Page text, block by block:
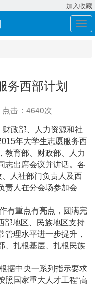
加入收藏
展
开
务西部计划
击：4640次
政部、人力资源和社
年大学生志愿服务西
教育部、财政部、人力
志出席会议并讲话。各
人社部门负责人及西
责人在分会场参加会
有重点有亮点，圆满完
部地区、民族地区支持
理水平进一步提升，
、扎根基层、扎根民族
据中央一系列指示要求
照国家重大人才工程“高